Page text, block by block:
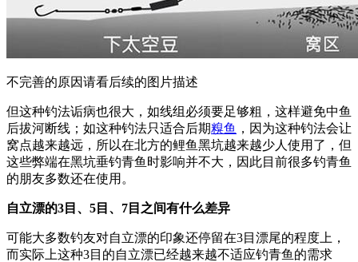
不完善的原因请看后续的图片描述
但这种钓法诟病也很大，如线组必须要足够粗，这样避免中鱼
后拔河断线；如这种钓法只适合后期糗鱼 ，因为这种钓法会让
窝点越来越远，所以在北方的鲤鱼黑坑越来越少人使用了，但
这些弊端在黑坑垂钓青鱼时影响并不大，因此目前很多钓青鱼
的朋友多数还在使用。
自立漂的3目、5目、7目之间有什么差异
可能大多数钓友对自立漂的印象还停留在3目漂尾的程度上，
而实际上这种3目的自立漂已经越来越不适应钓青鱼的需求